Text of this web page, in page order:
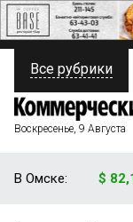
ПОЛИТИКА
ФИНАНСЫ
Все рубрики
Воскресенье, 9 Августа
В Омске: $